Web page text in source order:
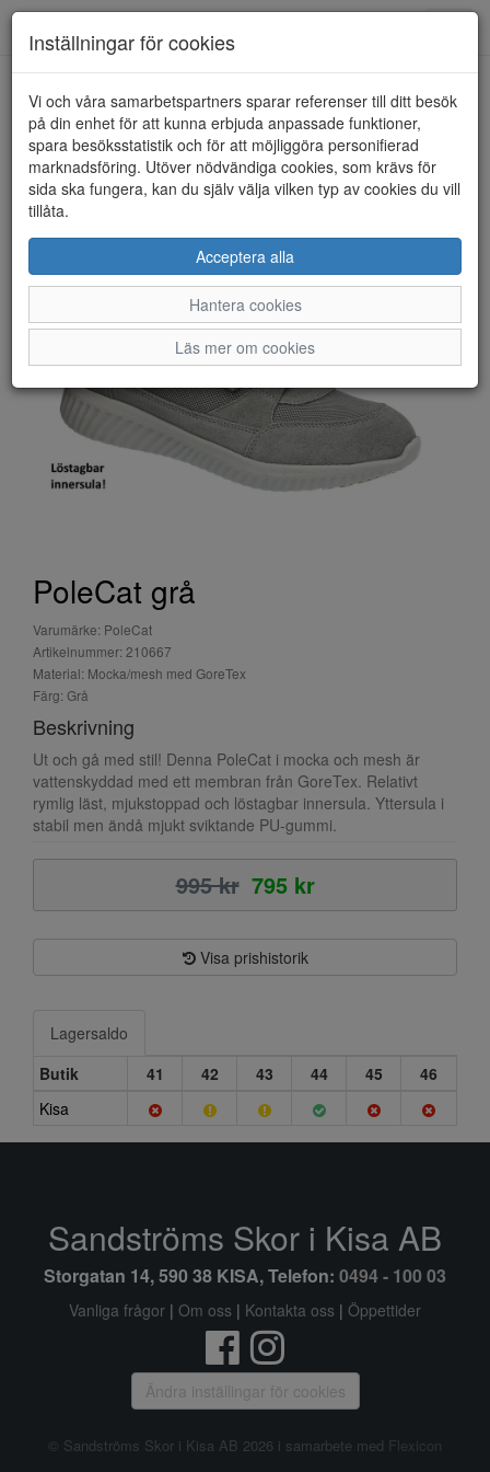
HEM POLECAT
PoleCat grå
Varumärke: PoleCat
Artikelnummer: 210667
Material: Mocka/mesh med GoreTex
Färg: Grå
Beskrivning
Ut och gå med stil! Denna PoleCat i mocka och mesh är
vattenskyddad med ett membran från GoreTex. Relativt
rymlig läst, mjukstoppad och löstagbar innersula. Yttersula i
stabil men ändå mjukt sviktande PU-gummi.
995 kr 795 kr
Visa prishistorik
Lagersaldo
Butik
41 42 43 44 45
46
Kisa
Inställningar för cookies
Vi och våra samarbetspartners sparar referenser till ditt besök
på din enhet för att kunna erbjuda anpassade funktioner,
spara besöksstatistik och för att möjliggöra personifierad
marknadsföring. Utöver nödvändiga cookies, som krävs för
sida ska fungera, kan du själv välja vilken typ av cookies du vill
tillåta.
Acceptera alla
Hantera cookies
Läs mer om cookies
Sandströms Skor i Kisa AB
Storgatan 14, 590 38 KISA, Telefon: 0494 - 100 03
Vanliga frågor | Om oss | Kontakta oss | Öppettider
Ändra inställingar för cookies
© Sandströms Skor i Kisa AB 2026 i samarbete med Flexicon